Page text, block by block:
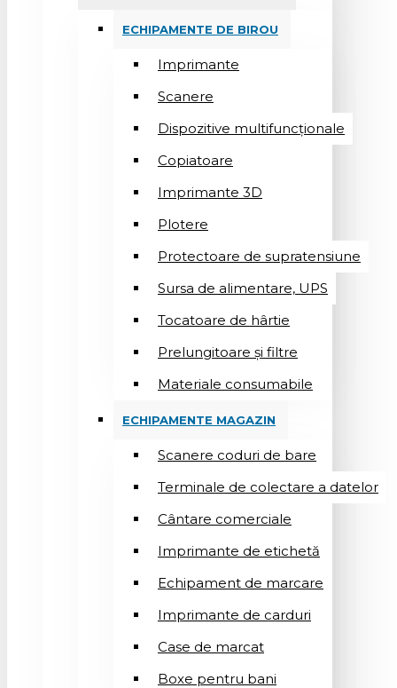
ECHIPAMENTE DE BIROU
Imprimante
Scanere
Dispozitive multifuncționale
Copiatoare
Imprimante 3D
Plotere
Protectoare de supratensiune
Sursa de alimentare, UPS
Tocatoare de hârtie
Prelungitoare și filtre
Materiale consumabile
ECHIPAMENTE MAGAZIN
Scanere coduri de bare
Terminale de colectare a datelor
Cântare comerciale
Imprimante de etichetă
Echipament de marcare
Imprimante de carduri
Case de marcat
Boxe pentru bani